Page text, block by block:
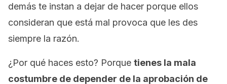
demás te instan a dejar de hacer porque ellos
consideran que está mal provoca que les des
siempre la razón.
¿Por qué haces esto? Porque tienes la mala
costumbre de depender de la aprobación de